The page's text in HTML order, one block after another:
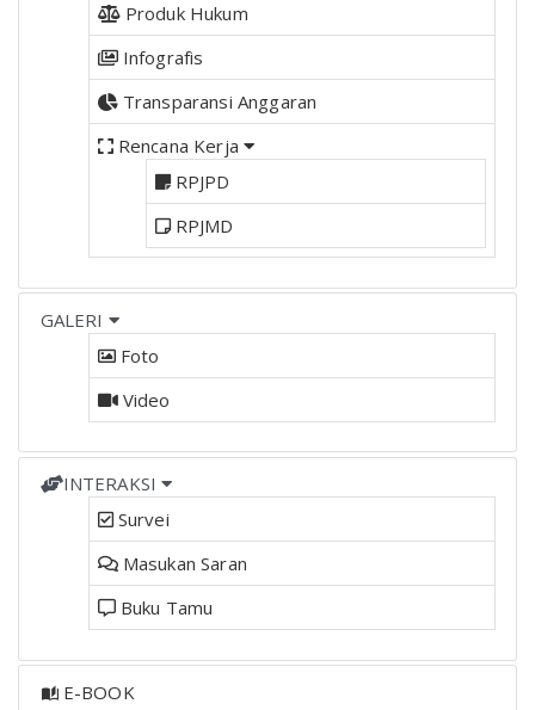
Produk Hukum
Infografis
Transparansi Anggaran
Rencana Kerja
RPJPD
RPJMD
GALERI
Foto
Video
INTERAKSI
Survei
Masukan Saran
Buku Tamu
E-BOOK